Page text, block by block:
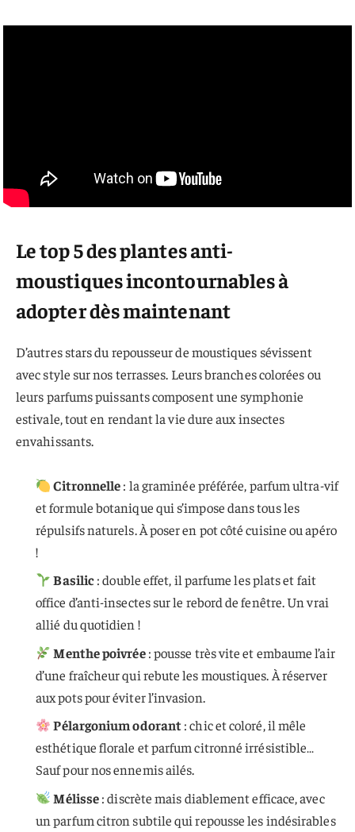
Le top 5 des plantes anti-
moustiques incontournables à
adopter dès maintenant
D’autres stars du repousseur de moustiques sévissent
avec style sur nos terrasses. Leurs branches colorées ou
leurs parfums puissants composent une symphonie
estivale, tout en rendant la vie dure aux insectes
envahissants.
Citronnelle: la graminée préférée, parfum ultra-vif
et formule botanique qui s’impose dans tous les
répulsifs naturels. À poser en pot côté cuisine ou apéro
!
Basilic: double effet, il parfume les plats et fait
office d’anti-insectes sur le rebord de fenêtre. Un vrai
allié du quotidien !
Menthe poivrée: pousse très vite et embaume l’air
d’une fraîcheur qui rebute les moustiques. À réserver
aux pots pour éviter l’invasion.
Pélargonium odorant : chic et coloré, il mêle
esthétique florale et parfum citronné irrésistible…
Sauf pour nos ennemis ailés.
Mélisse: discrète mais diablement efficace, avec
un parfum citron subtile qui repousse les indésirables